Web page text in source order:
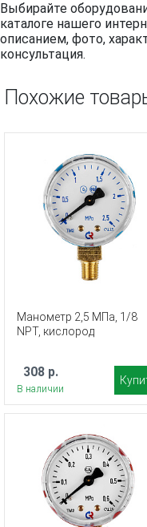
Выбирайте
каталоге нашего
описанием, фото,
консультация.
Похожие
Манометр 2,5 МПа, 1/8
NPT, кислород
308 р.
В наличии